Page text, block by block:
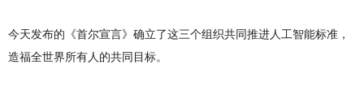
今天发布的《首尔宣言》确立了这三个组织共同推进人工智能标准，
造福全世界所有人的共同目标。